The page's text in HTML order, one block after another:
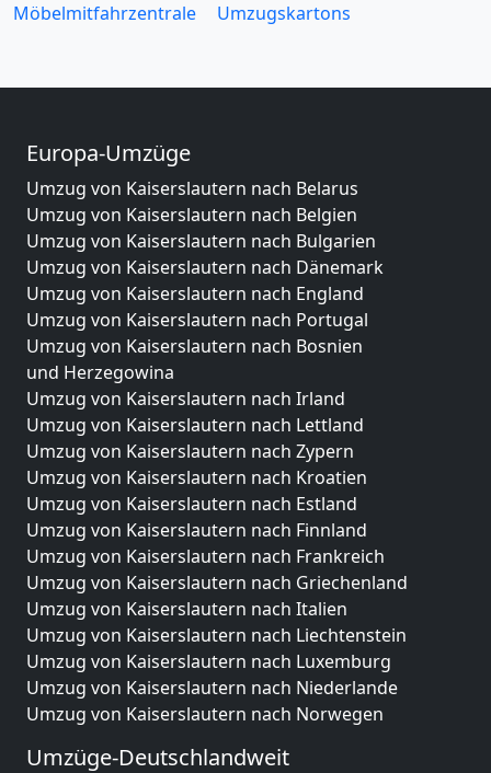
Möbelmitfahrzentrale
Umzugskartons
Europa-Umzüge
Umzug von Kaiserslautern nach Belarus
Umzug von Kaiserslautern nach Belgien
Umzug von Kaiserslautern nach Bulgarien
Umzug von Kaiserslautern nach Dänemark
Umzug von Kaiserslautern nach England
Umzug von Kaiserslautern nach Portugal
Umzug von Kaiserslautern nach Bosnien
und Herzegowina
Umzug von Kaiserslautern nach Irland
Umzug von Kaiserslautern nach Lettland
Umzug von Kaiserslautern nach Zypern
Umzug von Kaiserslautern nach Kroatien
Umzug von Kaiserslautern nach Estland
Umzug von Kaiserslautern nach Finnland
Umzug von Kaiserslautern nach Frankreich
Umzug von Kaiserslautern nach Griechenland
Umzug von Kaiserslautern nach Italien
Umzug von Kaiserslautern nach Liechtenstein
Umzug von Kaiserslautern nach Luxemburg
Umzug von Kaiserslautern nach Niederlande
Umzug von Kaiserslautern nach Norwegen
Umzüge-Deutschlandweit